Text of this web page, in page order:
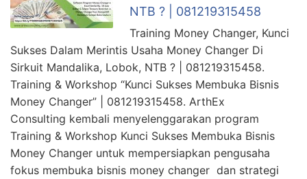
NTB ? | 081219315458
Training Money Changer, Kunci
Sukses Dalam Merintis Usaha Money Changer Di
Sirkuit Mandalika, Lobok, NTB ? | 081219315458.
Training & Workshop “Kunci Sukses Membuka Bisnis
Money Changer” | 081219315458. ArthEx
Consulting kembali menyelenggarakan program
Training & Workshop Kunci Sukses Membuka Bisnis
Money Changer untuk mempersiapkan pengusaha
fokus membuka bisnis money changer dan strategi